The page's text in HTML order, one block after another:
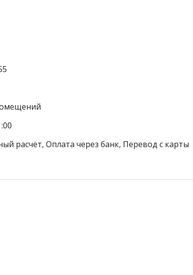
расчёт, Оплата через банк, Перевод с карты